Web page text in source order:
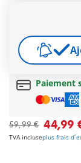
pleine
Cadeau
Livraison
Paiement
59,99 € 44,99
TVA incluseplus frais